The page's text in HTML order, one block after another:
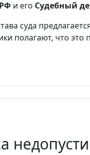
и его Судебный
суда
полагают, что это